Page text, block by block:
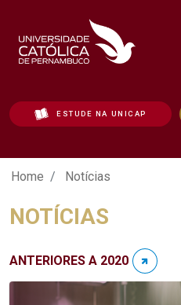
ESTUDE NA UNICAP
Notícias - Unicap
Home Notícias
NOTÍCIAS
ANTERIORES A 2020